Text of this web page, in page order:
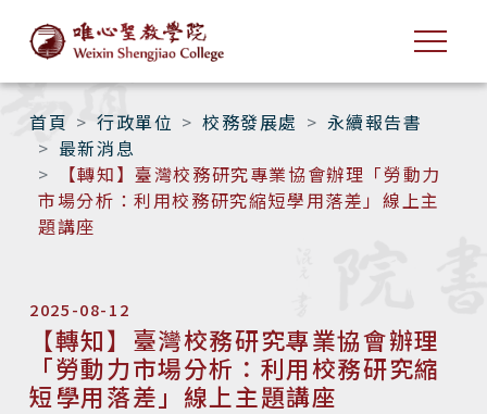
首頁 行政單位 校務發展處
永續報告書
最新消息
【轉知】臺灣校務研究專業協會辦理「勞動力
市場分析：利用校務研究縮短學用落差」線上主
題講座
【轉知】臺灣校務研究專業協會辦理
「勞動力市場分析：利用校務研究縮
短學用落差」線上主題講座
2025-08-12